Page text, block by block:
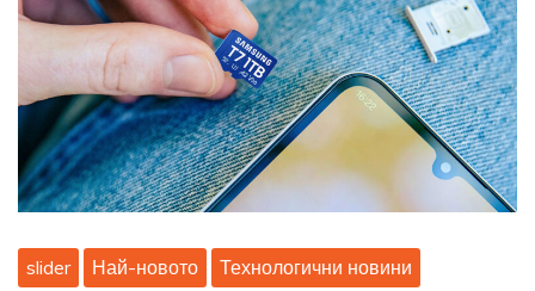
slider Най-новото Технологични новини